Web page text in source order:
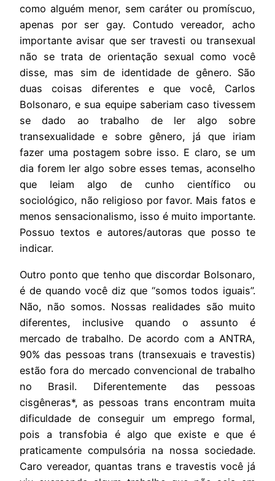
como alguém menor, sem caráter ou promíscuo,
apenas por ser gay. Contudo vereador, acho
importante avisar que ser travesti ou transexual
não se trata de orientação sexual como você
disse, mas sim de identidade de gênero. São
duas coisas diferentes e que você, Carlos
Bolsonaro, e sua equipe saberiam caso tivessem
se dado ao trabalho de ler algo sobre
transexualidade e sobre gênero, já que iriam
fazer uma postagem sobre isso. E claro, se um
dia forem ler algo sobre esses temas, aconselho
que leiam algo de cunho científico ou
sociológico, não religioso por favor. Mais fatos e
menos sensacionalismo, isso é muito importante.
Possuo textos e autores/autoras que posso te
indicar.
Outro ponto que tenho que discordar Bolsonaro,
é de quando você diz que “somos todos iguais”.
Não, não somos. Nossas realidades são muito
diferentes, inclusive quando o assunto é
mercado de trabalho. De acordo com a ANTRA,
90% das pessoas trans (transexuais e travestis)
estão fora do mercado convencional de trabalho
no Brasil. Diferentemente das pessoas
cisgêneras*, as pessoas trans encontram muita
dificuldade de conseguir um emprego formal,
pois a transfobia é algo que existe e que é
praticamente compulsória na nossa sociedade.
Caro vereador, quantas trans e travestis você já